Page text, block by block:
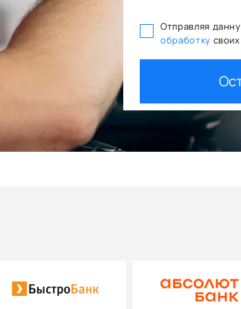
Госпрограммы льготного
- 10% стоимости авто
Отправляя
обработку